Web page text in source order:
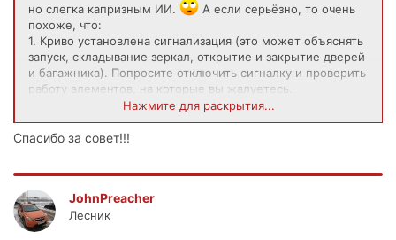
но слегка капризным ИИ.
А если серьёзно, то очень
похоже, что:
1. Криво установлена сигнализация (это может объяснять
запуск, складывание зеркал, открытие и закрытие дверей
и багажника). Попросите отключить сигналку и проверить
работу элементов, на которые вы жалуетесь.
2. Сбой настроек может объяснять проблемы с печкой и
сиденьем. Это может быть как в следствии 1 причины,
так и в следствии неграмотной настройки электроники
3. Имитация переключения передач на вариаторе есть, но
она еле заметная - гораздо мягче чем на автомате.
Никаких рывков и пинков при работе вариатора быть не
Нажмите для раскрытия...
Спасибо за совет!!!
JohnPreacher
Лесник